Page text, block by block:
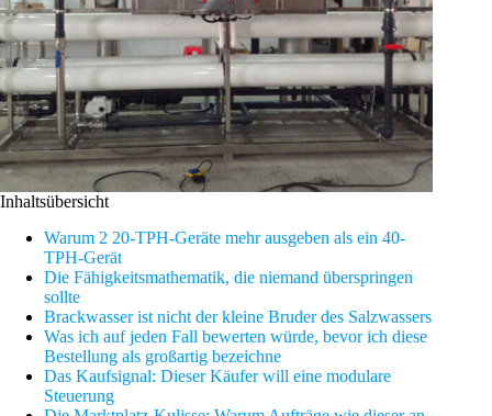
Inhaltsübersicht
Warum 2 20-TPH-Geräte mehr ausgeben als ein 40-
TPH-Gerät
Die Fähigkeitsmathematik, die niemand überspringen
sollte
Brackwasser ist nicht der kleine Bruder des Salzwassers
Was ich auf jeden Fall bewerten würde, bevor ich diese
Bestellung als großartig bezeichne
Das Kaufsignal: Dieser Käufer will eine modulare
Steuerung